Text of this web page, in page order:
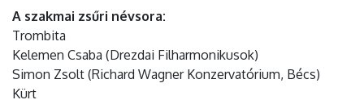
A szakmai zsűri névsora:
Trombita
Kelemen Csaba (Drezdai Filharmonikusok)
Simon Zsolt (Richard Wagner Konzervatórium, Bécs)
Kürt